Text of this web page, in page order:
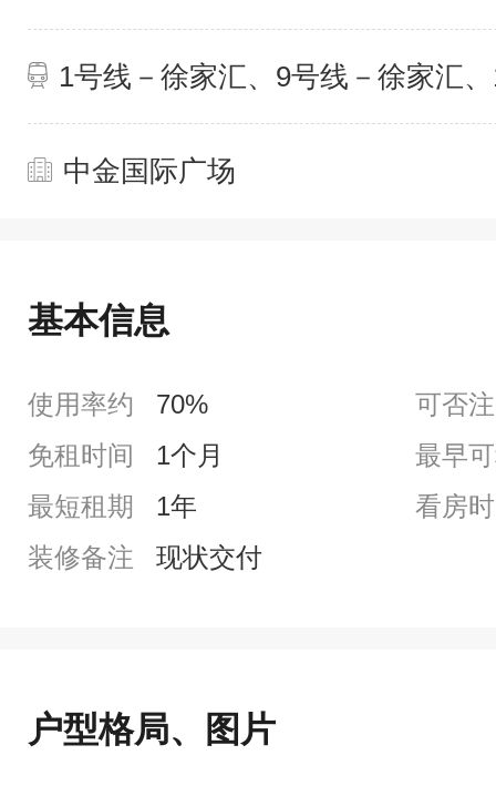
1号线－徐家汇、9号线－徐家汇
中金国际广场
基本信息
使用率约 70%
可否
免租时间
1个月
最早
最短租期
1年
看房
装修备注
现状交付
户型格局、图片